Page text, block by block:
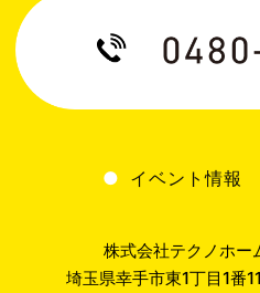
イベント情報
株式会社テクノホー
埼玉県幸手市東1丁目1番